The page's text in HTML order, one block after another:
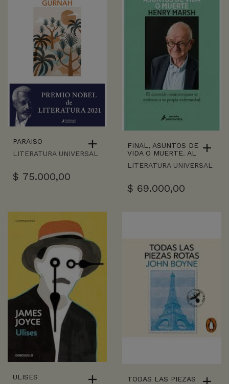
PARAISO
LITERATURA UNIVERSAL
$ 75.000,00
FINAL, ASUNTOS DE
VIDA O MUERTE. AL
LITERATURA UNIVERSAL
$ 69.000,00
ULISES
TODAS LAS PIEZAS